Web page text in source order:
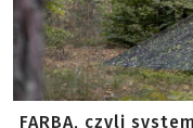
FARBA, czyli